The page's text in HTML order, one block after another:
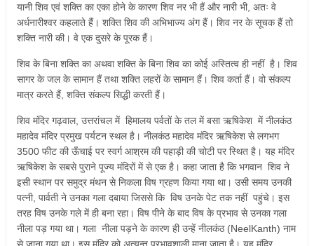
यानी शिव एवं शक्ति का एका होने के कारण शिव नर भी हैं और नारी भी, अतः वे
अर्धनारीश्वर कहलाते हैं। शक्ति शिव की अभिभाज्य अंग हैं। शिव नर के सूचक हैं तो
शक्ति नारी की। वे एक दुसरे के पूरक हैं।
शिव के बिना शक्ति का अथवा शक्ति के बिना शिव का कोई अस्तित्व ही नहीं है। शिव
सागर के जल के सामान हैं तथा शक्ति लहरों के सामान हैं। शिव कर्ता हैं। वो संकल्प
मात्र करते हैं, शक्ति संकल्प सिद्धी करती हैं।
शिव मंदिर गढ़वाल, उत्तरांचल में हिमालय पर्वतों के तल में बसा ऋषिकेश में नीलकंठ
महादेव मंदिर प्रमुख पर्यटन स्थल है। नीलकंठ महादेव मंदिर ऋषिकेश से लगभग
3500 फीट की ऊँचाई पर स्वर्ग आश्रम की पहाड़ी की चोटी पर स्थित है। यह मंदिर
ऋषिकेश के सबसे पुराने पूज्य मंदिरों में से एक है। कहा जाता है कि भगवान शिव ने
इसी स्थान पर समुद्र मंथन से निकला विष ग्रहण किया गया था। उसी समय उनकी
पत्नी, पार्वती ने उनका गला दबाया जिससे कि विष उनके पेट तक नहीं पहुंचे। इस
तरह विष उनके गले में ही बना रहा। विष पीने के बाद विष के प्रभाव से उनका गला
नीला पड़ गया था। गला नीला पड़ने के कारण ही उन्हें नीलकंठ (NeelKanth) नाम
से जाना गया था। इस मंदिर को अत्यन्त प्रभावशाली माना जाता है। यह मंदिर